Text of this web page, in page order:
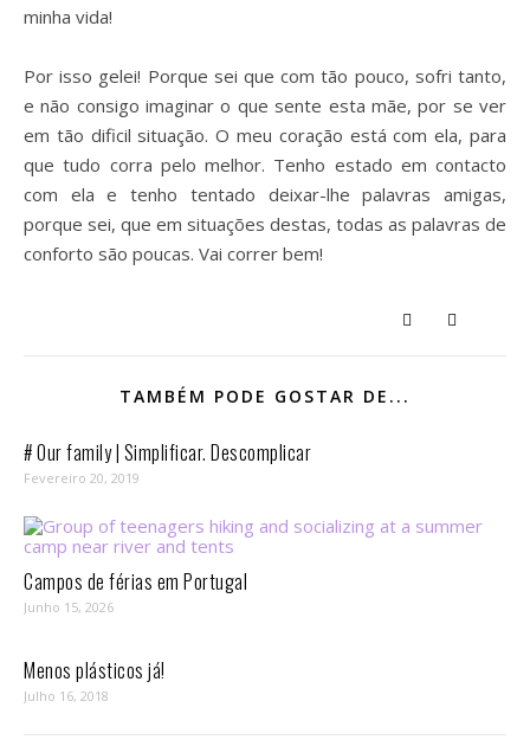
minha vida!
Por isso gelei! Porque sei que com tão pouco, sofri tanto,
e não consigo imaginar o que sente esta mãe, por se ver
em tão dificil situação. O meu coração está com ela, para
que tudo corra pelo melhor. Tenho estado em contacto
com ela e tenho tentado deixar-lhe palavras amigas,
porque sei, que em situações destas, todas as palavras de
conforto são poucas. Vai correr bem!
TAMBÉM PODE GOSTAR DE...
# Our family | Simplificar. Descomplicar
Fevereiro 20, 2019
Campos de férias em Portugal
Junho 15, 2026
Menos plásticos já!
Julho 16, 2018